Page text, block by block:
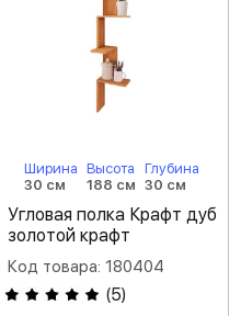
Ширина
30 см
Высота
188 см
Глубина
30 см
Угловая полка Крафт дуб
золотой крафт
Код товара: 180404
(5)